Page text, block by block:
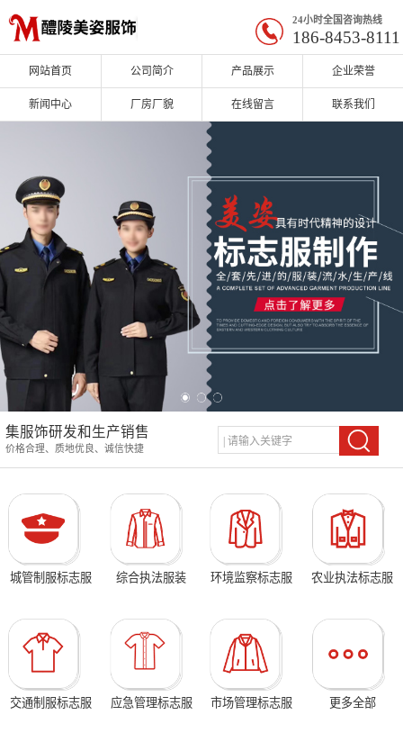
24小时全国咨询热线
186-8453-8111
网站首页 公司简介 产品展示 企业荣誉
新闻中心 厂房厂貌 在线留言 联系我们
集服饰研发和生产销售
价格合理、质地优良、诚信快捷
城管制服标志服 综合执法服装 环境监察标志服 农业执法标志服
交通制服标志服 应急管理标志服 市场管理标志服 更多全部